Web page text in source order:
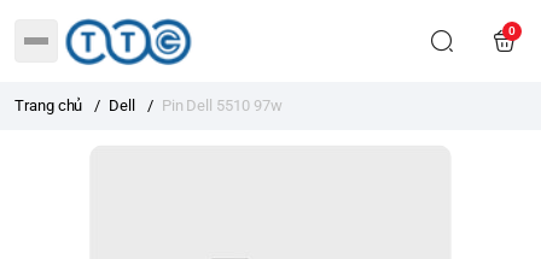
0
Trang chủ / Dell / Pin Dell 5510 97w